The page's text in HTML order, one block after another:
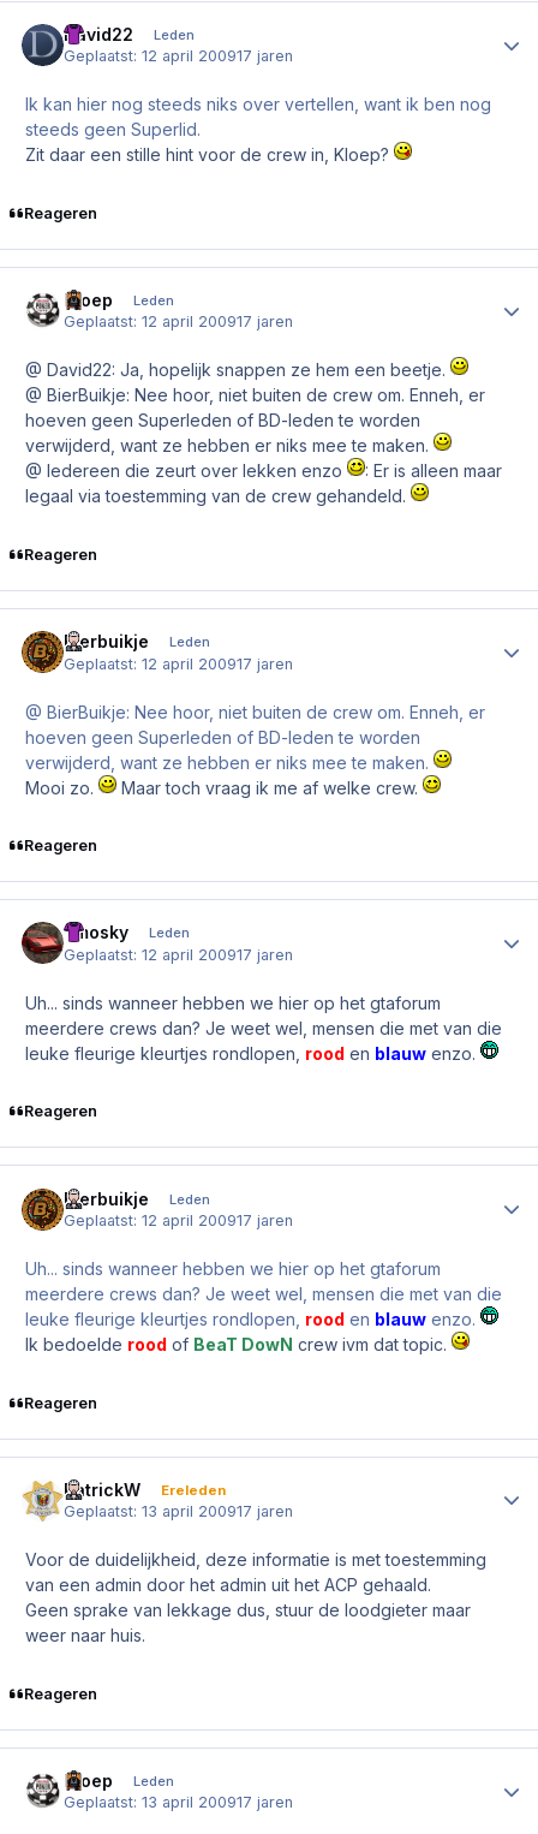
David22 Leden
Geplaatst:12 april 200917 jaren
Ik kan hier nog steeds niks over vertellen, want ik ben nog
steeds geen Superlid.
Zit daar een stille hint voor de crew in, Kloep?
Reageren
Kloep Leden
Geplaatst:12 april 200917 jaren
@ David22: Ja, hopelijk snappen ze hem een beetje.
@ BierBuikje: Nee hoor, niet buiten de crew om. Enneh, er
hoeven geen Superleden of BD-leden te worden
verwijderd, want ze hebben er niks mee te maken.
@ Iedereen die zeurt over lekken enzo
: Er is alleen maar
legaal via toestemming van de crew gehandeld.
Reageren
Bierbuikje Leden
Geplaatst:12 april 200917 jaren
@ BierBuikje: Nee hoor, niet buiten de crew om. Enneh, er
hoeven geen Superleden of BD-leden te worden
verwijderd, want ze hebben er niks mee te maken.
Mooi zo.
Maar toch vraag ik me af welke crew.
Reageren
Ymosky Leden
Geplaatst:12 april 200917 jaren
Uh... sinds wanneer hebben we hier op het gtaforum
meerdere crews dan? Je weet wel, mensen die met van die
leuke fleurige kleurtjes rondlopen, rood en blauw enzo.
Reageren
Bierbuikje Leden
Geplaatst:12 april 200917 jaren
Uh... sinds wanneer hebben we hier op het gtaforum
meerdere crews dan? Je weet wel, mensen die met van die
leuke fleurige kleurtjes rondlopen, rood en blauw enzo.
Ik bedoelde rood of BeaT DowN crew ivm dat topic.
Reageren
PatrickW Ereleden
Geplaatst:13 april 200917 jaren
Voor de duidelijkheid, deze informatie is met toestemming
van een admin door het admin uit het ACP gehaald.
Geen sprake van lekkage dus, stuur de loodgieter maar
weer naar huis.
Reageren
Kloep Leden
Geplaatst:13 april 200917 jaren